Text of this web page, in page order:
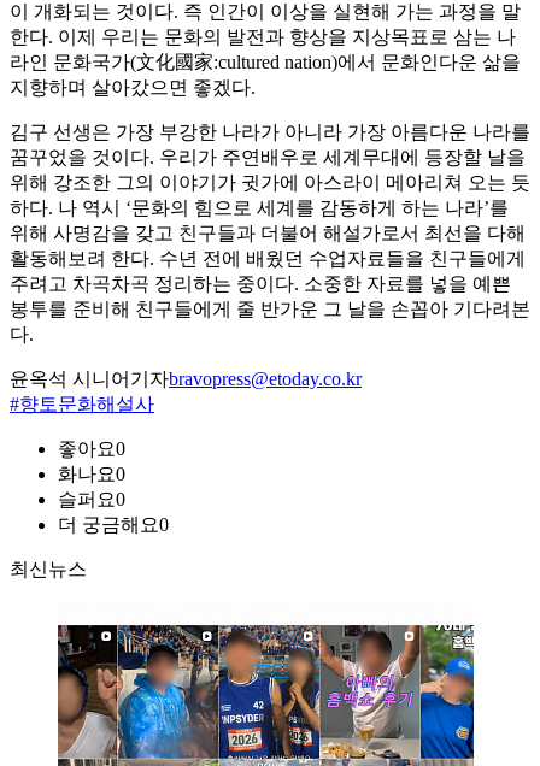
이 개화되는 것이다. 즉 인간이 이상을 실현해 가는 과정을 말
한다. 이제 우리는 문화의 발전과 향상을 지상목표로 삼는 나
라인 문화국가(文化國家:cultured nation)에서 문화인다운 삶을
지향하며 살아갔으면 좋겠다.
김구 선생은 가장 부강한 나라가 아니라 가장 아름다운 나라를
꿈꾸었을 것이다. 우리가 주연배우로 세계무대에 등장할 날을
위해 강조한 그의 이야기가 귓가에 아스라이 메아리쳐 오는 듯
하다. 나 역시 ‘문화의 힘으로 세계를 감동하게 하는 나라’를
위해 사명감을 갖고 친구들과 더불어 해설가로서 최선을 다해
활동해보려 한다. 수년 전에 배웠던 수업자료들을 친구들에게
주려고 차곡차곡 정리하는 중이다. 소중한 자료를 넣을 예쁜
봉투를 준비해 친구들에게 줄 반가운 그 날을 손꼽아 기다려본
다.
윤옥석 시니어기자bravopress@etoday.co.kr
#향토문화해설사
좋아요0
화나요0
슬퍼요0
더 궁금해요0
최신뉴스